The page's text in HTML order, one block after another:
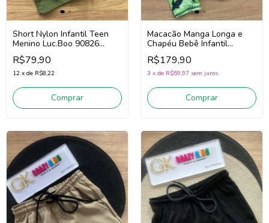
Short Nylon Infantil Teen
Menino Luc.Boo 90826
(Verde)
R$79,90
12 x de R$8,22
Comprar
Macacão Manga Longa e
Chapéu Bebê Infantil
Menino Luc.Boo 85570
(Verde)
R$179,90
3 x de R$59,97 sem juros
Comprar